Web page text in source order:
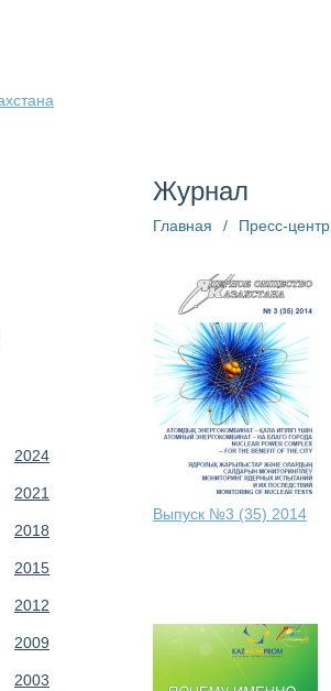
2024
2021
2018
2015
2012
2009
2003
Журнал
Главная / Пресс-центр
Выпуск №3 (35) 2014